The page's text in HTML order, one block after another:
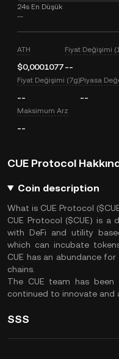
24s En Düşük
--
ATH
$0,0001077
Fiyat Değişimi
--
Fiyat Değişimi (7g)
--
Piyasa
--
Maksimum Arz
--
CUE Protocol
Coin description
What is CUE Protocol
CUE Protocol ($CUE) is
with DeFi and utility
which can incubate
CUE has an abundance
chains.
The CUE team has
continued to innovate and
SSS